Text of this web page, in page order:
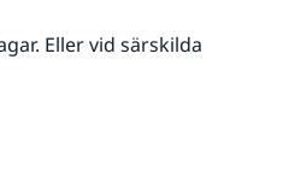
Eller vid särskilda